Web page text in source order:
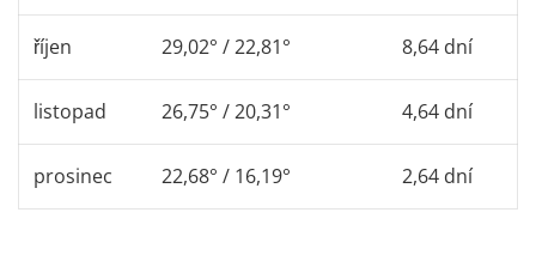
říjen 29,02° / 22,81° 8,64 dní
listopad 26,75° / 20,31° 4,64 dní
prosinec 22,68° / 16,19° 2,64 dní